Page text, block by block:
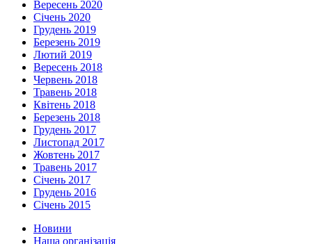
Вересень 2020
Січень 2020
Грудень 2019
Березень 2019
Лютий 2019
Вересень 2018
Червень 2018
Травень 2018
Квітень 2018
Березень 2018
Грудень 2017
Листопад 2017
Жовтень 2017
Травень 2017
Січень 2017
Грудень 2016
Січень 2015
Новини
Наша організація